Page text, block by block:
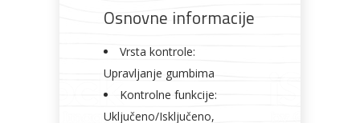
Osnovne informacije
Vrsta kontrole:
Upravljanje gumbima
Kontrolne funkcije:
Uključeno/Isključeno,